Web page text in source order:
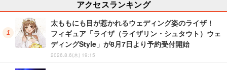
アクセスランキング
太ももにも目が惹かれるウェディング姿のライザ！
フィギュア「ライザ（ライザリン・シュタウト）ウェ
ディングStyle」が8月7日より予約受付開始
2026.8.6(木) 19:15